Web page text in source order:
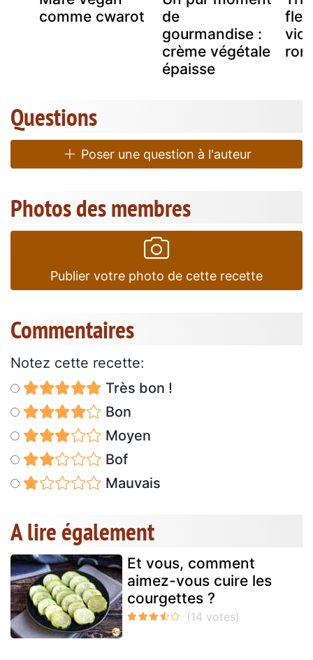
comme cwarot
de
gourmandise :
crème végétale
épaisse
Questions
Poser une question à l'auteur
Photos des membres
Publier votre photo de cette recette
Commentaires
Notez cette recette:
Très bon !
Bon
Moyen
Bof
Mauvais
A lire également
Et vous, comment
aimez-vous cuire les
courgettes ?